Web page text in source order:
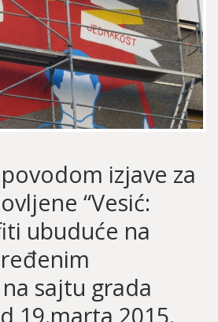
izjave za
“Vesić:
ubuduće na
sajtu grada
19.marta 2015.